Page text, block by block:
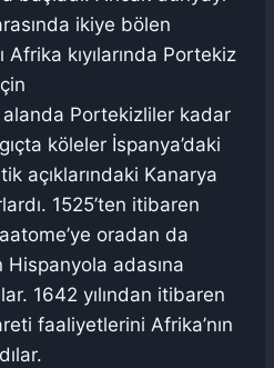
ikiye bölen
kıyılarında Portekiz
Portekizliler kadar
köleler İspanya’daki
açıklarındaki Kanarya
1525’ten itibaren
oradan da
Hispanyola adasına
1642 yılından itibaren
faaliyetlerini Afrika’nın